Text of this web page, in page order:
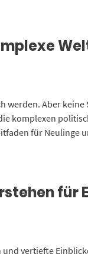
Aber
komplexen
für Neulinge
für
vertiefte